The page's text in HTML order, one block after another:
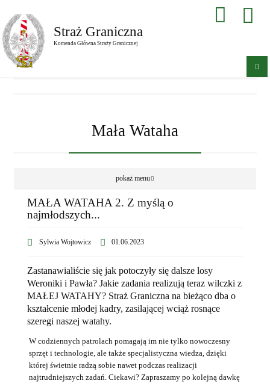
Straż Graniczna
Komenda Główna Straży Granicznej
Mała Wataha
pokaż menu
MAŁA WATAHA 2. Z myślą o
najmłodszych...
Sylwia Wojtowicz 01.06.2023
Zastanawialiście się jak potoczyły się dalsze losy
Weroniki i Pawła? Jakie zadania realizują teraz wilczki z
MAŁEJ WATAHY? Straż Graniczna na bieżąco dba o
kształcenie młodej kadry, zasilającej wciąż rosnące
szeregi naszej watahy.
W codziennych patrolach pomagają im nie tylko nowoczesny
sprzęt i technologie, ale także specjalistyczna wiedza, dzięki
której świetnie radzą sobie nawet podczas realizacji
najtrudniejszych zadań. Ciekawi? Zapraszamy po kolejną dawkę